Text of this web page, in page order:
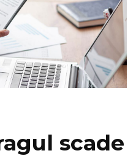
scade